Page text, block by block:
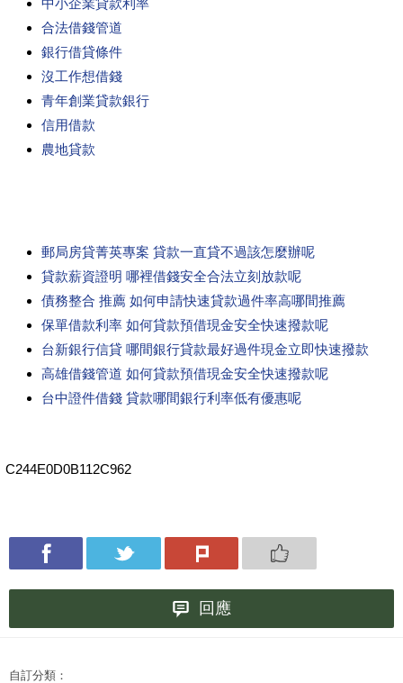
中小企業貸款利率
合法借錢管道
銀行借貸條件
沒工作想借錢
青年創業貸款銀行
信用借款
農地貸款
郵局房貸菁英專案 貸款一直貸不過該怎麼辦呢
貸款薪資證明 哪裡借錢安全合法立刻放款呢
債務整合 推薦 如何申請快速貸款過件率高哪間推薦
保單借款利率 如何貸款預借現金安全快速撥款呢
台新銀行信貸 哪間銀行貸款最好過件現金立即快速撥款
高雄借錢管道 如何貸款預借現金安全快速撥款呢
台中證件借錢 貸款哪間銀行利率低有優惠呢
C244E0D0B112C962
回應
自訂分類：